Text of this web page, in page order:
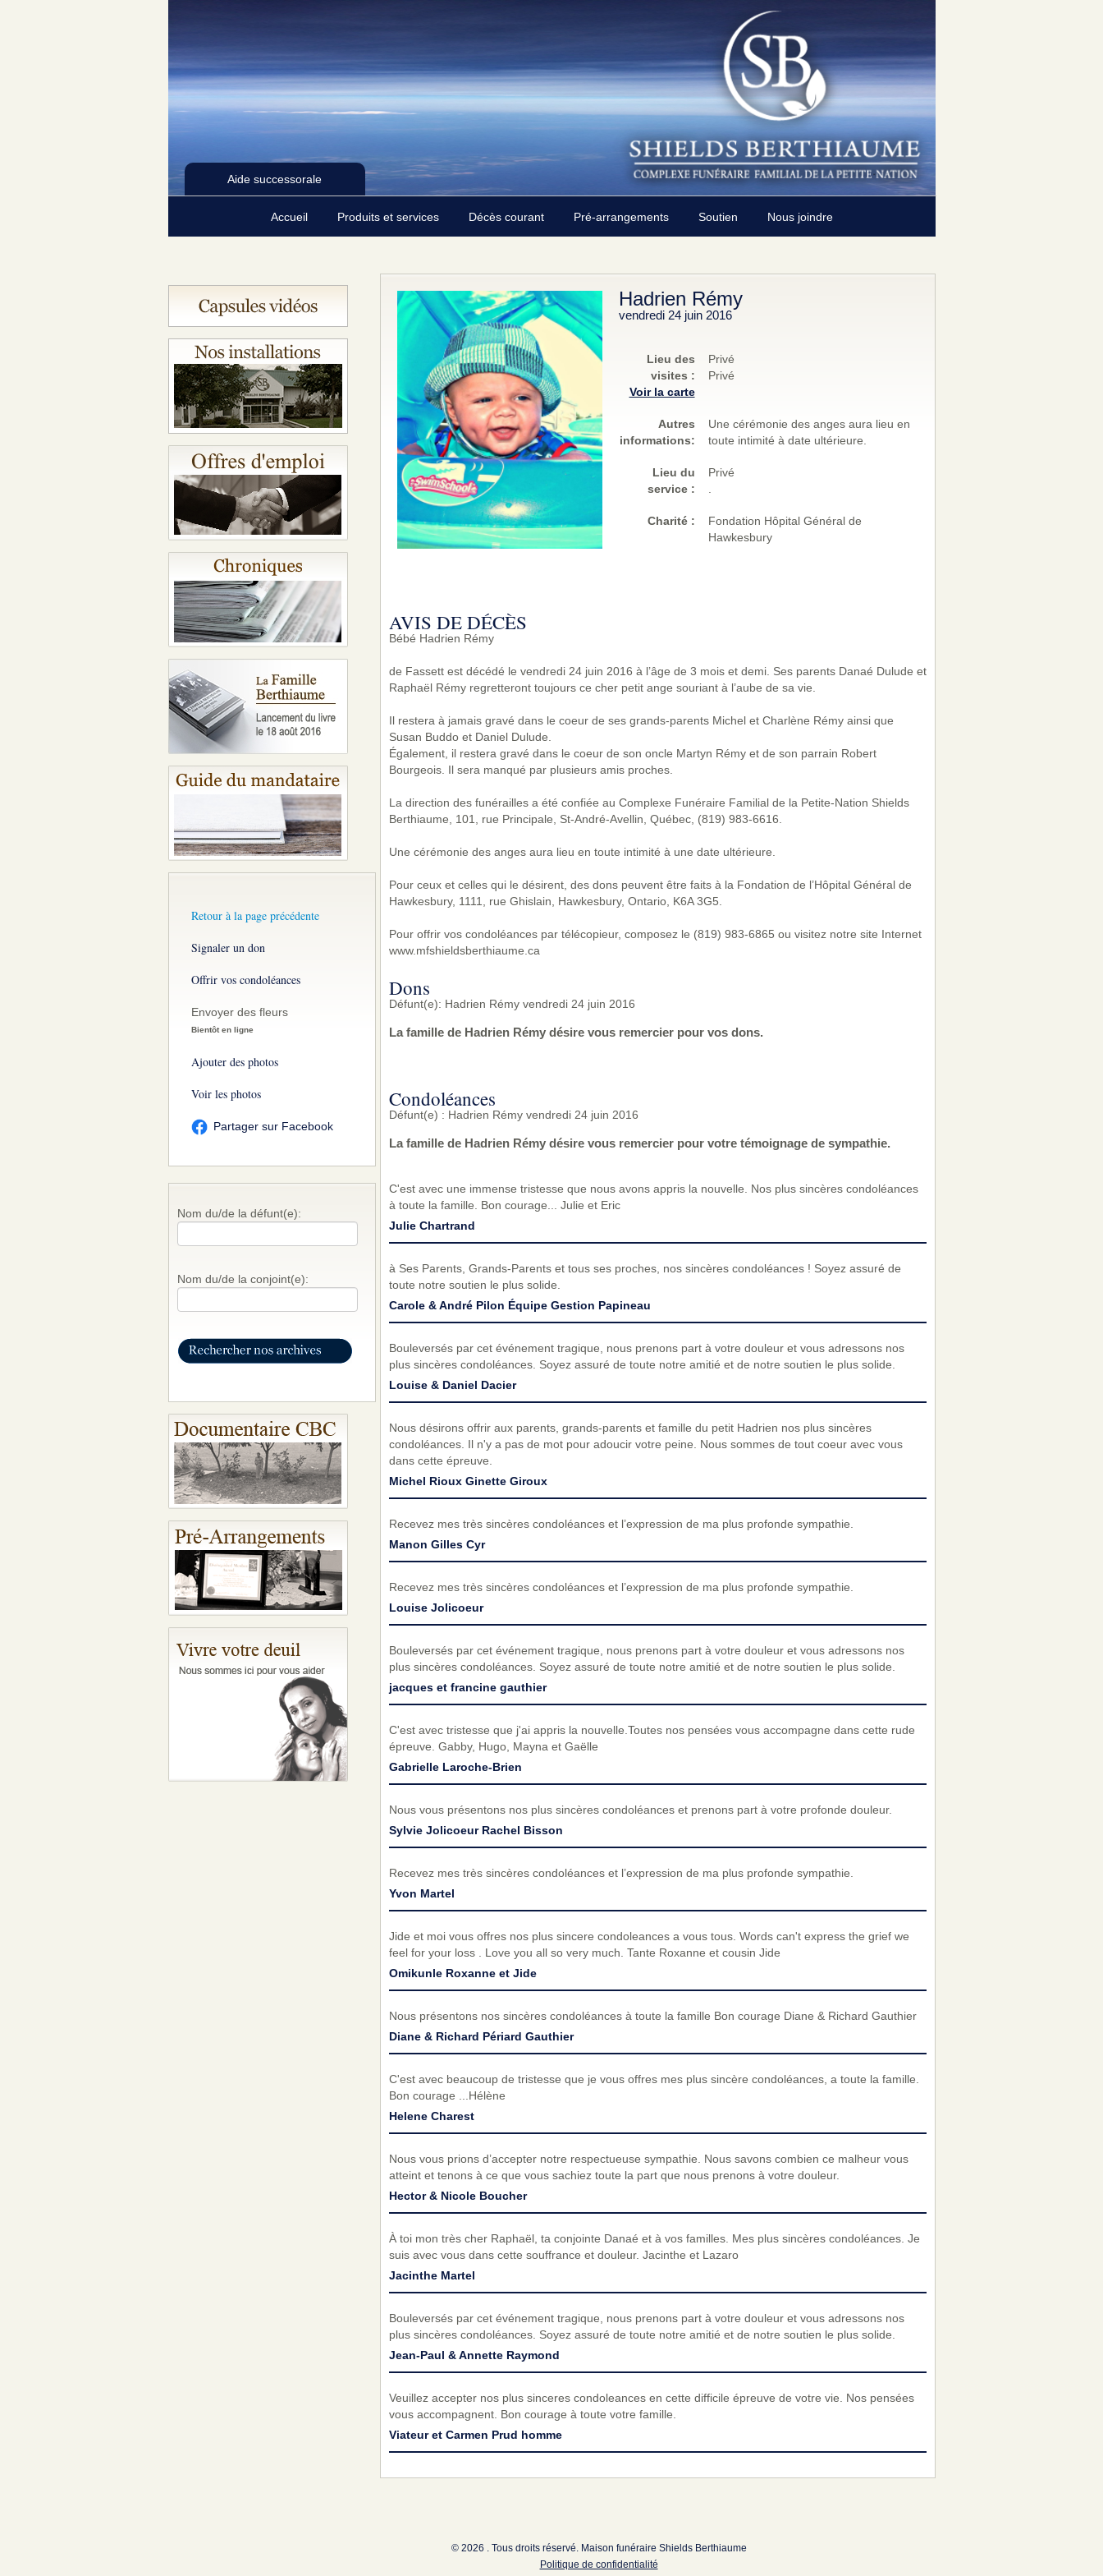
Aide successorale
Accueil Produits et services Décès courant Pré-arrangements Soutien Nous joindre
Retour à la page précédente
Signaler un don
Offrir vos condoléances
Envoyer des fleurs
Bientôt en ligne
Ajouter des photos
Voir les photos
Partager sur Facebook
Nom du/de la défunt(e):
Nom du/de la conjoint(e):
Hadrien Rémy
vendredi 24 juin 2016
Lieu des
visites :
Voir la carte
Privé
Privé
Autres
informations:
Une cérémonie des anges aura lieu en
toute intimité à date ultérieure.
Lieu du
service :
Privé
Charité:
Fondation Hôpital Général de
Hawkesbury
AVIS DE DÉCÈS
Bébé Hadrien Rémy
de Fassett est décédé le vendredi 24 juin 2016 à l’âge de 3 mois et demi. Ses parents Danaé Dulude et
Raphaël Rémy regretteront toujours ce cher petit ange souriant à l’aube de sa vie.
Il restera à jamais gravé dans le coeur de ses grands-parents Michel et Charlène Rémy ainsi que
Susan Buddo et Daniel Dulude.
Également, il restera gravé dans le coeur de son oncle Martyn Rémy et de son parrain Robert
Bourgeois. Il sera manqué par plusieurs amis proches.
La direction des funérailles a été confiée au Complexe Funéraire Familial de la Petite-Nation Shields
Berthiaume, 101, rue Principale, St-André-Avellin, Québec, (819) 983-6616.
Une cérémonie des anges aura lieu en toute intimité à une date ultérieure.
Pour ceux et celles qui le désirent, des dons peuvent être faits à la Fondation de l’Hôpital Général de
Hawkesbury, 1111, rue Ghislain, Hawkesbury, Ontario, K6A 3G5.
Pour offrir vos condoléances par télécopieur, composez le (819) 983-6865 ou visitez notre site Internet
www.mfshieldsberthiaume.ca
Dons
Défunt(e): Hadrien Rémy vendredi 24 juin 2016
La famille de Hadrien Rémy désire vous remercier pour vos dons.
Condoléances
Défunt(e) : Hadrien Rémy vendredi 24 juin 2016
La famille de Hadrien Rémy désire vous remercier pour votre témoignage de sympathie.
C'est avec une immense tristesse que nous avons appris la nouvelle. Nos plus sincères condoléances
à toute la famille. Bon courage... Julie et Eric
Julie Chartrand
à Ses Parents, Grands-Parents et tous ses proches, nos sincères condoléances ! Soyez assuré de
toute notre soutien le plus solide.
Carole & André Pilon Équipe Gestion Papineau
Bouleversés par cet événement tragique, nous prenons part à votre douleur et vous adressons nos
plus sincères condoléances. Soyez assuré de toute notre amitié et de notre soutien le plus solide.
Louise & Daniel Dacier
Nous désirons offrir aux parents, grands-parents et famille du petit Hadrien nos plus sincères
condoléances. Il n'y a pas de mot pour adoucir votre peine. Nous sommes de tout coeur avec vous
dans cette épreuve.
Michel Rioux Ginette Giroux
Recevez mes très sincères condoléances et l’expression de ma plus profonde sympathie.
Manon Gilles Cyr
Recevez mes très sincères condoléances et l’expression de ma plus profonde sympathie.
Louise Jolicoeur
Bouleversés par cet événement tragique, nous prenons part à votre douleur et vous adressons nos
plus sincères condoléances. Soyez assuré de toute notre amitié et de notre soutien le plus solide.
jacques et francine gauthier
C'est avec tristesse que j'ai appris la nouvelle.Toutes nos pensées vous accompagne dans cette rude
épreuve. Gabby, Hugo, Mayna et Gaëlle
Gabrielle Laroche-Brien
Nous vous présentons nos plus sincères condoléances et prenons part à votre profonde douleur.
Sylvie Jolicoeur Rachel Bisson
Recevez mes très sincères condoléances et l’expression de ma plus profonde sympathie.
Yvon Martel
Jide et moi vous offres nos plus sincere condoleances a vous tous. Words can't express the grief we
feel for your loss . Love you all so very much. Tante Roxanne et cousin Jide
Omikunle Roxanne et Jide
Nous présentons nos sincères condoléances à toute la famille Bon courage Diane & Richard Gauthier
Diane & Richard Périard Gauthier
C'est avec beaucoup de tristesse que je vous offres mes plus sincère condoléances, a toute la famille.
Bon courage ...Hélène
Helene Charest
Nous vous prions d’accepter notre respectueuse sympathie. Nous savons combien ce malheur vous
atteint et tenons à ce que vous sachiez toute la part que nous prenons à votre douleur.
Hector & Nicole Boucher
À toi mon très cher Raphaël, ta conjointe Danaé et à vos familles. Mes plus sincères condoléances. Je
suis avec vous dans cette souffrance et douleur. Jacinthe et Lazaro
Jacinthe Martel
Bouleversés par cet événement tragique, nous prenons part à votre douleur et vous adressons nos
plus sincères condoléances. Soyez assuré de toute notre amitié et de notre soutien le plus solide.
Jean-Paul & Annette Raymond
Veuillez accepter nos plus sinceres condoleances en cette difficile épreuve de votre vie. Nos pensées
vous accompagnent. Bon courage à toute votre famille.
Viateur et Carmen Prud homme
© 2026 . Tous droits réservé. Maison funéraire Shields Berthiaume
Politique de confidentialité